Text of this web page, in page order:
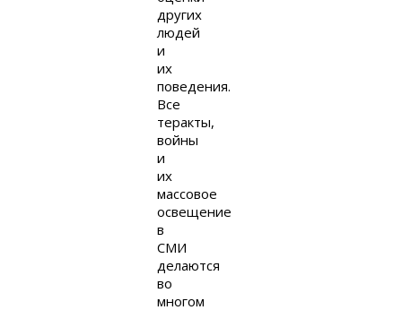
других
людей
и
их
поведения.
Все
теракты,
войны
и
их
массовое
освещение
в
СМИ
делаются
во
многом